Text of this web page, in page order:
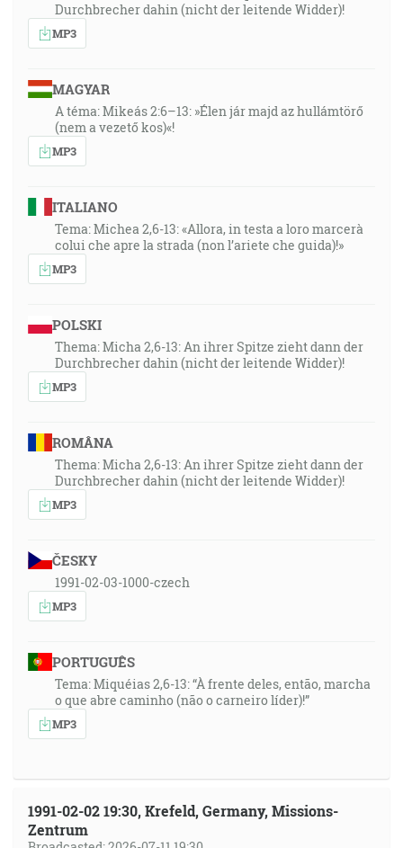
Durchbrecher dahin (nicht der leitende Widder)!
MP3
MAGYAR
A téma: Mikeás 2:6–13: »Élen jár majd az hullámtörő
(nem a vezető kos)«!
MP3
ITALIANO
Tema: Michea 2,6-13: «Allora, in testa a loro marcerà
colui che apre la strada (non l’ariete che guida)!»
MP3
POLSKI
Thema: Micha 2,6-13: An ihrer Spitze zieht dann der
Durchbrecher dahin (nicht der leitende Widder)!
MP3
ROMÂNA
Thema: Micha 2,6-13: An ihrer Spitze zieht dann der
Durchbrecher dahin (nicht der leitende Widder)!
MP3
ČESKY
1991-02-03-1000-czech
MP3
PORTUGUÊS
Tema: Miquéias 2,6-13: “À frente deles, então, marcha
o que abre caminho (não o carneiro líder)!”
MP3
1991-02-02 19:30, Krefeld, Germany, Missions-
Zentrum